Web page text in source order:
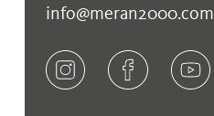
info@meran2000.com